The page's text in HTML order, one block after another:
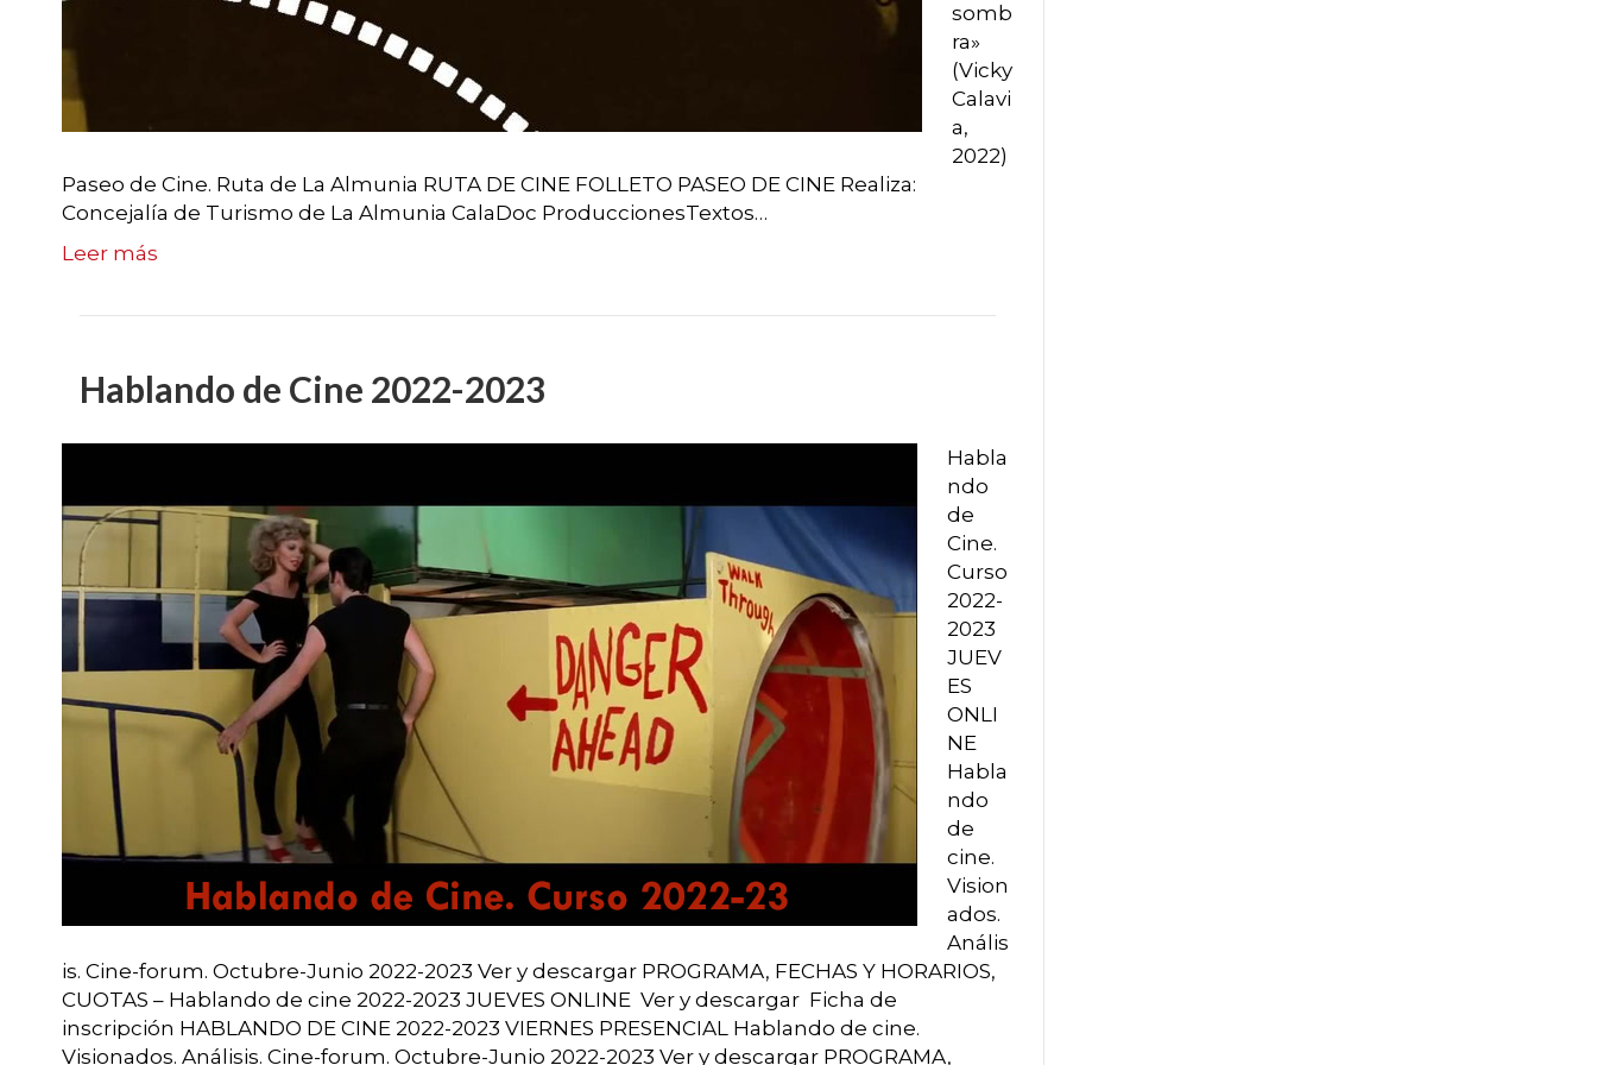
somb
ra»
(Vicky
Calavi
a,
2022)
Paseo de Cine. Ruta de La Almunia RUTA DE CINE FOLLETO PASEO DE CINE Realiza:
Concejalía de Turismo de La Almunia CalaDoc ProduccionesTextos…
Leer más
Hablando de Cine 2022-2023
Habla
ndo
de
Cine.
Curso
2022-
2023
JUEV
ES
ONLI
NE
Habla
ndo
de
cine.
Vision
ados.
Anális
is. Cine-forum. Octubre-Junio 2022-2023 Ver y descargar PROGRAMA, FECHAS Y HORARIOS,
CUOTAS – Hablando de cine 2022-2023 JUEVES ONLINE Ver y descargar Ficha de
inscripción HABLANDO DE CINE 2022-2023 VIERNES PRESENCIAL Hablando de cine.
Visionados. Análisis. Cine-forum. Octubre-Junio 2022-2023 Ver y descargar PROGRAMA,